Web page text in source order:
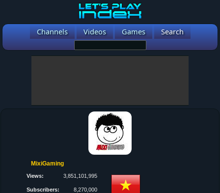
Channels Videos Games Search
MixiGaming
Views: 3,851,101,995
Subscribers: 8,270,000